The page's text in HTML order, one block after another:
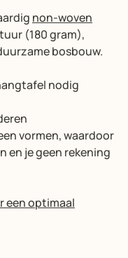
non-woven
(180 gram),
bosbouw.
nodig
vormen, waardoor
en je geen rekening
een optimaal